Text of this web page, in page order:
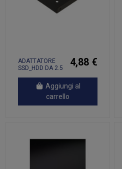
ADATTATORE
SSD_HDD DA 2.5
4,88 €
Aggiungi al
carrello